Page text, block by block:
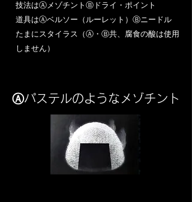
​技法はⒶメゾチントⒷドライ・ポイント
道具はⒶベルソー（ルーレット）Ⓑニードル
​たまにスタイラス（Ⓐ・Ⓑ共、腐食の酸は使用
しません）
Ⓐパステルのようなメゾチント